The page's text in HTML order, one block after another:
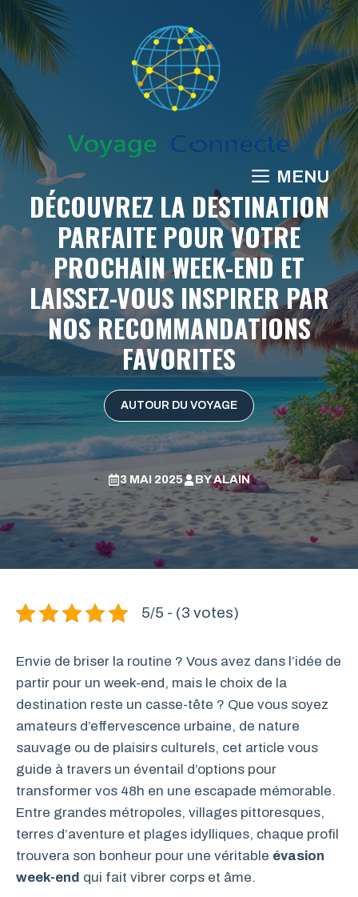
Aller
au
contenu
MENU
DÉCOUVREZ LA DESTINATION
PARFAITE POUR VOTRE
PROCHAIN WEEK-END ET
LAISSEZ-VOUS INSPIRER PAR
NOS RECOMMANDATIONS
FAVORITES
AUTOUR DU VOYAGE
3 MAI 2025 BYALAIN
5/5 - (3 votes)
Envie de briser la routine ? Vous avez dans l’idée de
partir pour un week-end, mais le choix de la
destination reste un casse-tête ? Que vous soyez
amateurs d’effervescence urbaine, de nature
sauvage ou de plaisirs culturels, cet article vous
guide à travers un éventail d’options pour
transformer vos 48h en une escapade mémorable.
Entre grandes métropoles, villages pittoresques,
terres d’aventure et plages idylliques, chaque profil
trouvera son bonheur pour une véritable évasion
week-end qui fait vibrer corps et âme.